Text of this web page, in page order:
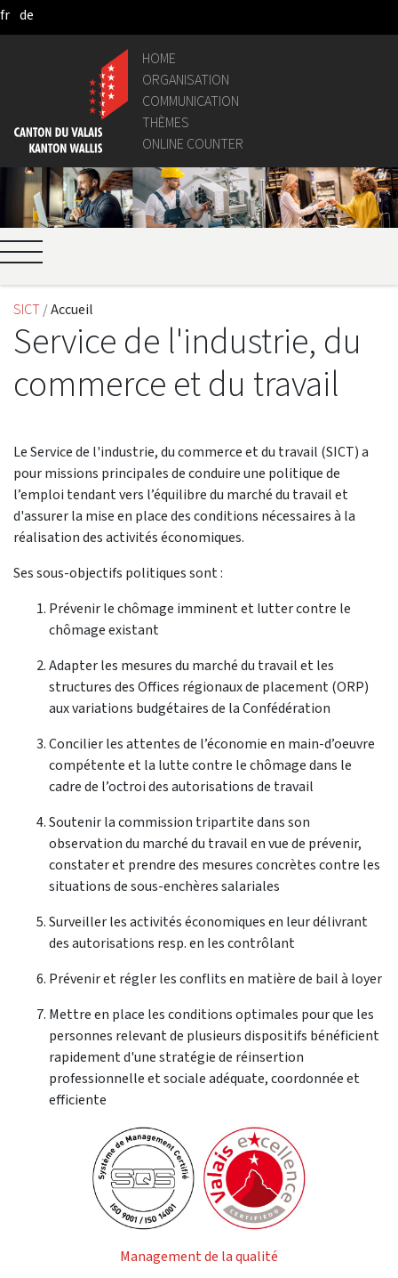
Skip to Main Content
fr de
HOME
ORGANISATION
COMMUNICATION
THÈMES
ONLINE COUNTER
SICT Accueil
Service de l'industrie, du
commerce et du travail
Le Service de l'industrie, du commerce et du travail (SICT) a
pour missions principales de conduire une politique de
l’emploi tendant vers l’équilibre du marché du travail et
d'assurer la mise en place des conditions nécessaires à la
réalisation des activités économiques.
Ses sous-objectifs politiques sont :
Prévenir le chômage imminent et lutter contre le
chômage existant
Adapter les mesures du marché du travail et les
structures des Offices régionaux de placement (ORP)
aux variations budgétaires de la Confédération
Concilier les attentes de l’économie en main-d’oeuvre
compétente et la lutte contre le chômage dans le
cadre de l’octroi des autorisations de travail
Soutenir la commission tripartite dans son
observation du marché du travail en vue de prévenir,
constater et prendre des mesures concrètes contre les
situations de sous-enchères salariales
Surveiller les activités économiques en leur délivrant
des autorisations resp. en les contrôlant
Prévenir et régler les conflits en matière de bail à loyer
Mettre en place les conditions optimales pour que les
personnes relevant de plusieurs dispositifs bénéficient
rapidement d'une stratégie de réinsertion
professionnelle et sociale adéquate, coordonnée et
efficiente
Management de la qualité